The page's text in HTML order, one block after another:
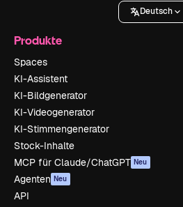
Deutsch
Produkte
Spaces
KI-Assistent
KI-Bildgenerator
KI-Videogenerator
KI-Stimmengenerator
Stock-Inhalte
MCP für Claude/ChatGPT Neu
Agenten Neu
API